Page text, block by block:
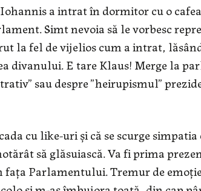
a intrat în dormitor cu o
Simt nevoia să le vorbesc
la fel de vijelios cum a intrat,
divanului. E tare Klaus! Merge la
sau despre ”heirupismul”
cu like-uri și că se scurge
să glăsuiască. Va fi prima
Parlamentului. Tremur de